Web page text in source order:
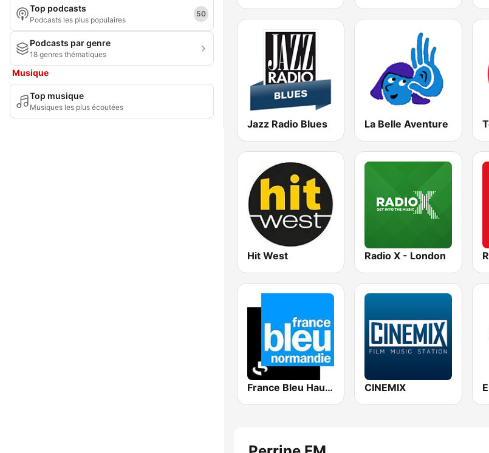
Top podcasts
Podcasts les plus populaires
50
Podcasts par genre
18 genres thématiques
Musique
Top musique
Musiques les plus écoutées
Jazz Radio Blues La Belle Aventure
Hit West Radio X - London
France Bleu Haute Normandie CINEMIX